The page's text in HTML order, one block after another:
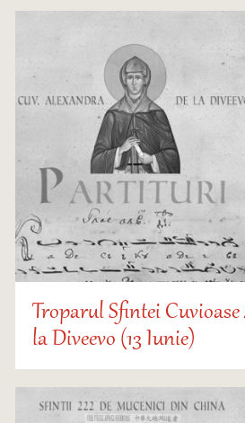
Troparul Sfintei
la Diveevo (13 Iunie)